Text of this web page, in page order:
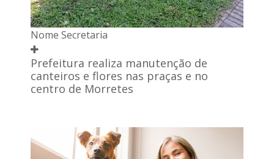
Nome Secretaria
Prefeitura realiza manutenção de
canteiros e flores nas praças e no
centro de Morretes